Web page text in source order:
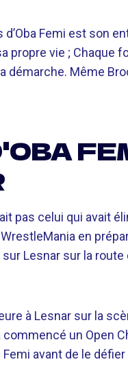
Femi est son
propre vie ; Chaque
Même
pas celui qui avait
en
Lesnar sur la
à Lesnar sur la
un Open
avant de le